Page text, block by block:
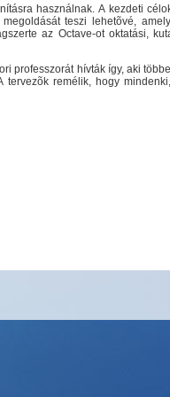
használnak. A kezdeti
teszi lehetõvé,
az Octave-ot oktatási,
professzorát hívták így, aki
remélik, hogy